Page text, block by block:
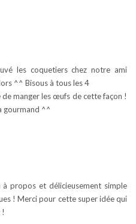
les coquetiers chez notre ami
^^ Bisous à tous les 4
de manger les œufs de cette façon !
gourmand ^^
propos et délicieusement simple
! Merci pour cette super idée qui